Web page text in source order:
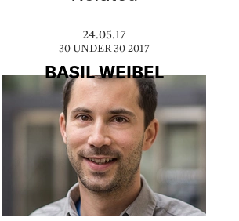
24.05.17
30 UNDER 30 2017
BASIL WEIBEL